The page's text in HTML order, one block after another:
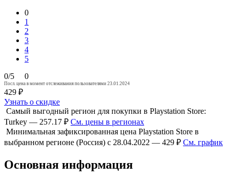
0
1
2
3
4
5
0/5 0
Посл. цена в момент отслеживания пользователями 23.01.2024
429 ₽
Узнать о скидке
Самый выгодный регион для покупки в Playstation Store:
Turkey — 257.17 ₽ См. цены в регионах
Минимальная зафиксированная цена Playstation Store в
выбранном регионе (Россия) с 28.04.2022 — 429 ₽ См. график
Основная информация